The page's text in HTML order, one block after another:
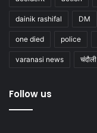
dainik rashifal DM
one died police
varanasi news चंदौली
Follow us